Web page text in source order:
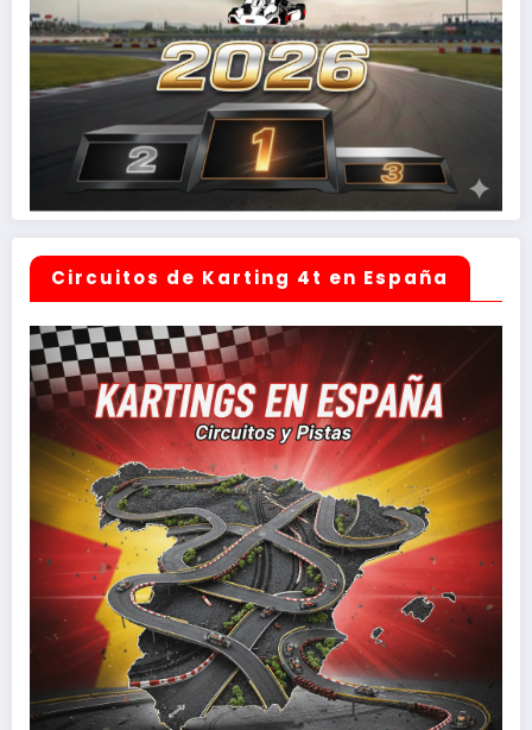
Circuitos de Karting 4t en España